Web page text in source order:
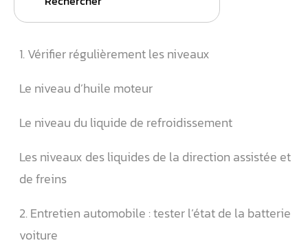
1. Vérifier régulièrement les niveaux
Le niveau d’huile moteur
Le niveau du liquide de refroidissement
Les niveaux des liquides de la direction assistée et
de freins
2. Entretien automobile : tester l’état de la batterie
voiture